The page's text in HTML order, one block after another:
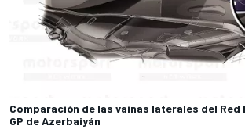
Comparación de las vainas laterales del Red
GP de Azerbaiyán